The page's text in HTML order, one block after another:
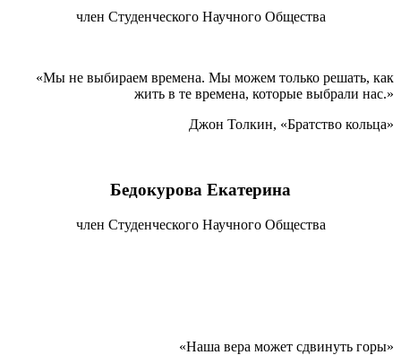
член Студенческого Научного Общества
«Мы не выбираем времена. Мы можем только решать, как
жить в те времена, которые выбрали нас.»
Джон Толкин, «Братство кольца»
Бедокурова Екатерина
член Студенческого Научного Общества
«Наша вера может сдвинуть горы»